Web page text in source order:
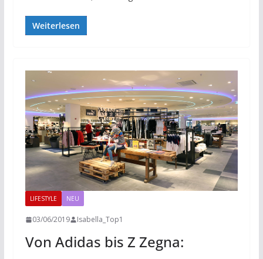
Weiterlesen
LIFESTYLE NEU
03/06/2019 Isabella_Top1
Von Adidas bis Z Zegna: